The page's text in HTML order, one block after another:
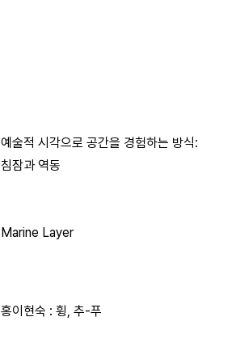
예술적 시각으로 공간을 경험하는 방식:
침잠과 역동
Marine Layer
홍이현숙 : 휭, 추-푸